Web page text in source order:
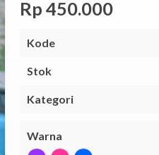
Rp 450.000
Kode
Stok
Kategori
Warna